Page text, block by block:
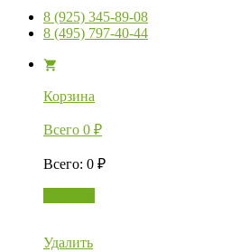
8 (925) 345-89-08
8 (495) 797-40-44
Корзина
Всего 0 ₽
Всего: 0 ₽
Удалить